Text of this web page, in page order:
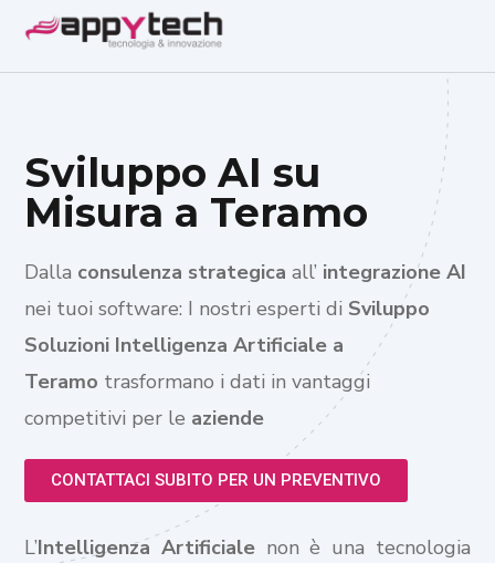
Sviluppo AI su
Misura a Teramo
Dalla consulenza strategica all’ integrazione AI
nei tuoi software: I nostri esperti di Sviluppo
Soluzioni Intelligenza Artificiale a
Teramo trasformano i dati in vantaggi
competitivi per le aziende
CONTATTACI SUBITO PER UN PREVENTIVO
L’Intelligenza Artificiale non è una tecnologia